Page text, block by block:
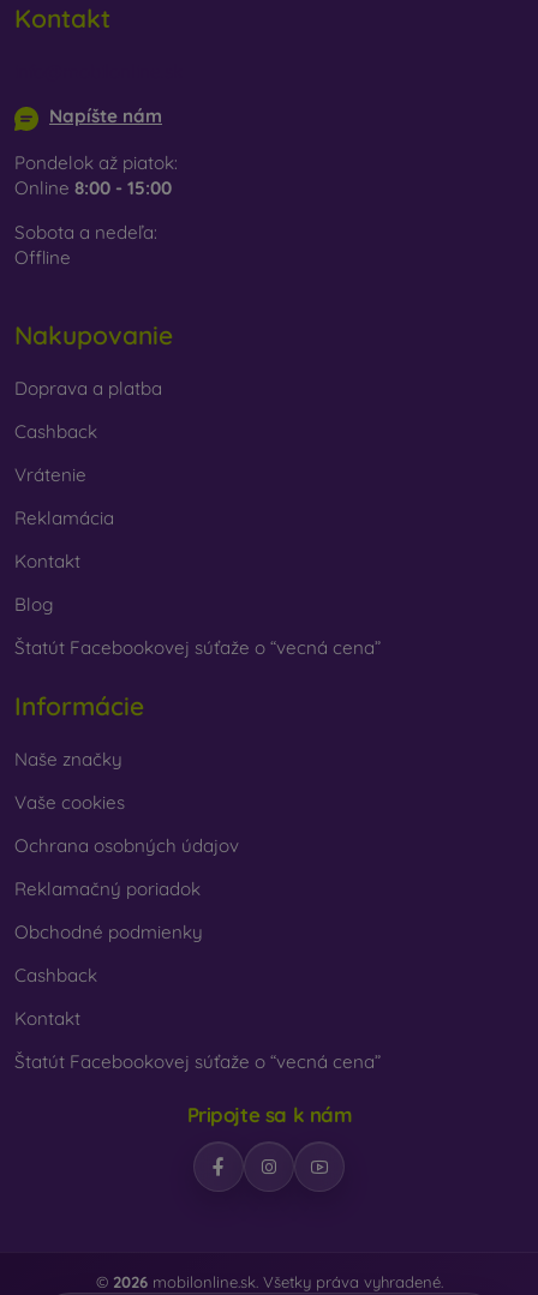
Kontakt
Napíšte nám
Pondelok až piatok:
Online 8:00 - 15:00
Sobota a nedeľa:
Offline
Nakupovanie
Doprava a platba
Cashback
Vrátenie
Reklamácia
Kontakt
Blog
Štatút Facebookovej súťaže o “vecná cena”
Informácie
Naše značky
Vaše cookies
Ochrana osobných údajov
Reklamačný poriadok
Obchodné podmienky
Cashback
Kontakt
Štatút Facebookovej súťaže o “vecná cena”
Pripojte sa k nám
© 2026mobilonline.sk. Všetky práva vyhradené.